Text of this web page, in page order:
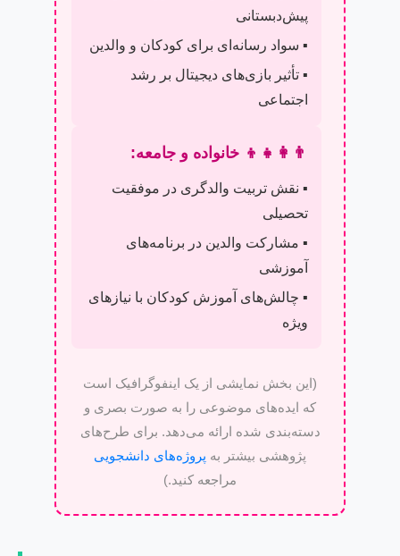
پیش‌دبستانی
▪️ سواد رسانه‌ای برای کودکان و والدین
▪️ تأثیر بازی‌های دیجیتال بر رشد
اجتماعی
👨‍👩‍👧‍👦 خانواده و جامعه:
▪️ نقش تربیت والدگری در موفقیت
تحصیلی
▪️ مشارکت والدین در برنامه‌های
آموزشی
▪️ چالش‌های آموزش کودکان با نیازهای
ویژه
(این بخش نمایشی از یک اینفوگرافیک است
که ایده‌های موضوعی را به صورت بصری و
دسته‌بندی شده ارائه می‌دهد. برای طرح‌های
پژوهشی بیشتر به پروژه‌های دانشجویی
مراجعه کنید.)